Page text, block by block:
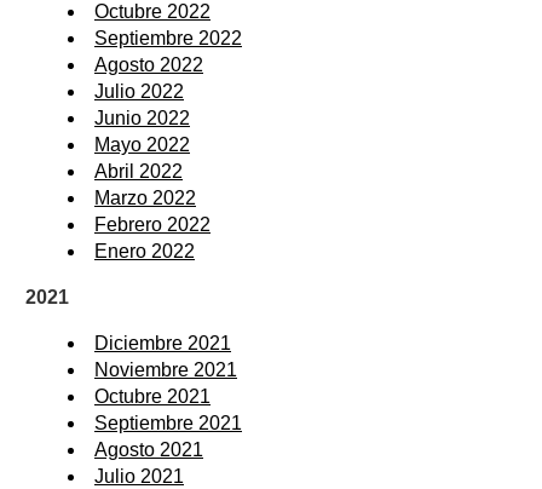
Octubre 2022
Septiembre 2022
Agosto 2022
Julio 2022
Junio 2022
Mayo 2022
Abril 2022
Marzo 2022
Febrero 2022
Enero 2022
2021
Diciembre 2021
Noviembre 2021
Octubre 2021
Septiembre 2021
Agosto 2021
Julio 2021